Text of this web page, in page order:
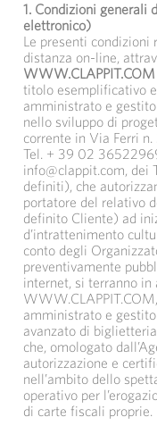
1. Condizioni generali
elettronico)
Le presenti condizioni
distanza on-line,
WWW.CLAPPIT.COM
titolo esemplificativo
amministrato e
nello sviluppo di
corrente in Via Ferri
Tel. + 39 02
info@clappit.com,
definiti), che
portatore del relativo
definito Cliente) ad
d’intrattenimento
conto degli
preventivamente
internet, si terranno in
amministrato e
avanzato di
che, omologato
autorizzazione e
nell’ambito dello
operativo per
di carte fiscali proprie.